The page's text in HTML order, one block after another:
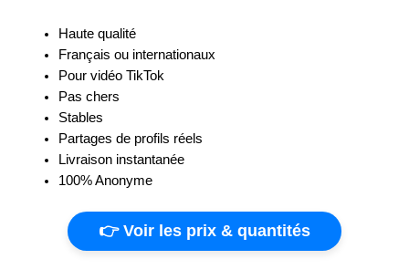
Haute qualité
Français ou internationaux
Pour vidéo TikTok
Pas chers
Stables
Partages de profils réels
Livraison instantanée
100% Anonyme
👉 Voir les prix & quantités